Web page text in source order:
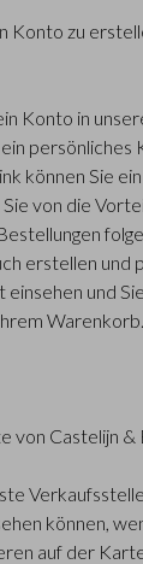
Konto zu
Konto in
persönliches
können Sie
von die
erstellen und
und
Warenkorb.
von Castelijn &
können,
auf der